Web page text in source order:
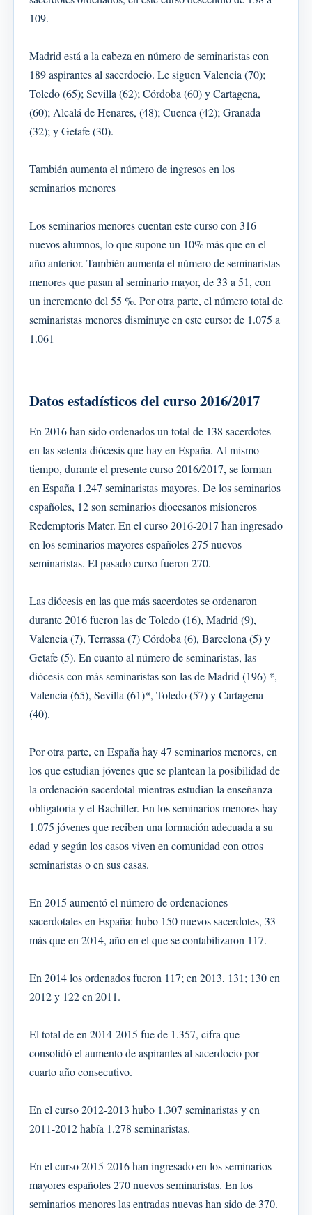
109.
Madrid está a la cabeza en número de seminaristas con
189 aspirantes al sacerdocio. Le siguen Valencia (70);
Toledo (65); Sevilla (62); Córdoba (60) y Cartagena,
(60); Alcalá de Henares, (48); Cuenca (42); Granada
(32); y Getafe (30).
También aumenta el número de ingresos en los
seminarios menores
Los seminarios menores cuentan este curso con 316
nuevos alumnos, lo que supone un 10% más que en el
año anterior. También aumenta el número de seminaristas
menores que pasan al seminario mayor, de 33 a 51, con
un incremento del 55 %. Por otra parte, el número total de
seminaristas menores disminuye en este curso: de 1.075 a
1.061
Datos estadísticos del curso 2016/2017
En 2016 han sido ordenados un total de 138 sacerdotes
en las setenta diócesis que hay en España. Al mismo
tiempo, durante el presente curso 2016/2017, se forman
en España 1.247 seminaristas mayores. De los seminarios
españoles, 12 son seminarios diocesanos misioneros
Redemptoris Mater. En el curso 2016-2017 han ingresado
en los seminarios mayores españoles 275 nuevos
seminaristas. El pasado curso fueron 270.
Las diócesis en las que más sacerdotes se ordenaron
durante 2016 fueron las de Toledo (16), Madrid (9),
Valencia (7), Terrassa (7) Córdoba (6), Barcelona (5) y
Getafe (5). En cuanto al número de seminaristas, las
diócesis con más seminaristas son las de Madrid (196) *,
Valencia (65), Sevilla (61)*, Toledo (57) y Cartagena
(40).
Por otra parte, en España hay 47 seminarios menores, en
los que estudian jóvenes que se plantean la posibilidad de
la ordenación sacerdotal mientras estudian la enseñanza
obligatoria y el Bachiller. En los seminarios menores hay
1.075 jóvenes que reciben una formación adecuada a su
edad y según los casos viven en comunidad con otros
seminaristas o en sus casas.
En 2015 aumentó el número de ordenaciones
sacerdotales en España: hubo 150 nuevos sacerdotes, 33
más que en 2014, año en el que se contabilizaron 117.
En 2014 los ordenados fueron 117; en 2013, 131; 130 en
2012 y 122 en 2011.
El total de en 2014-2015 fue de 1.357, cifra que
consolidó el aumento de aspirantes al sacerdocio por
cuarto año consecutivo.
En el curso 2012-2013 hubo 1.307 seminaristas y en
2011-2012 había 1.278 seminaristas.
En el curso 2015-2016 han ingresado en los seminarios
mayores españoles 270 nuevos seminaristas. En los
seminarios menores las entradas nuevas han sido de 370.